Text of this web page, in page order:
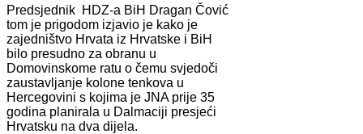
Predsjednik HDZ-a BiH Dragan Čović
tom je prigodom izjavio je kako je
zajedništvo Hrvata iz Hrvatske i BiH
bilo presudno za obranu u
Domovinskome ratu o čemu svjedoči
zaustavljanje kolone tenkova u
Hercegovini s kojima je JNA prije 35
godina planirala u Dalmaciji presjeći
Hrvatsku na dva dijela.